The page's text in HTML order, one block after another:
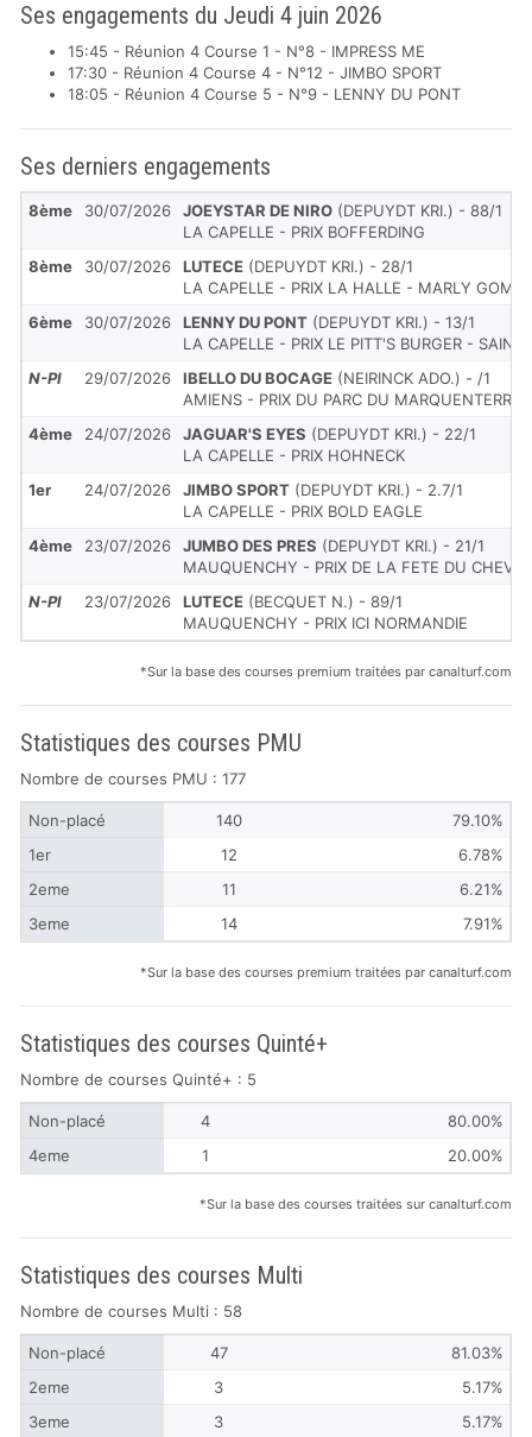
Ses engagements du Jeudi 4 juin 2026
15:45 - Réunion 4 Course 1 - N°8 - IMPRESS ME
17:30 - Réunion 4 Course 4 - N°12 - JIMBO SPORT
18:05 - Réunion 4 Course 5 - N°9 - LENNY DU PONT
Ses derniers engagements
8ème 30/07/2026 JOEYSTAR DE NIRO (DEPUYDT KRI.) - 88/1
LA CAPELLE - PRIX BOFFERDING
8ème
30/07/2026 LUTECE (DEPUYDT KRI.) - 28/1
LA CAPELLE - PRIX LA HALLE - MARLY
6ème
30/07/2026 LENNY DU PONT (DEPUYDT KRI.) - 13/1
LA CAPELLE - PRIX LE PITT'S BURGER - SAINT
N-Pl
29/07/2026 IBELLO DU BOCAGE (NEIRINCK ADO.) - /1
AMIENS - PRIX DU PARC DU MARQUENTERRE
4ème
24/07/2026 JAGUAR'S EYES (DEPUYDT KRI.) - 22/1
LA CAPELLE - PRIX HOHNECK
1er
24/07/2026 JIMBO SPORT (DEPUYDT KRI.) - 2.7/1
LA CAPELLE - PRIX BOLD EAGLE
4ème
23/07/2026 JUMBO DES PRES (DEPUYDT KRI.) - 21/1
MAUQUENCHY - PRIX DE LA FETE DU
N-Pl
23/07/2026 LUTECE (BECQUET N.) - 89/1
MAUQUENCHY - PRIX ICI NORMANDIE
*Sur la base des courses premium traitées par canalturf.com
Statistiques des courses PMU
Nombre de courses PMU : 177
Non-placé 140
79.10%
1er
12
6.78%
2eme
11
6.21%
3eme
14 7.91%
*Sur la base des courses premium traitées par canalturf.com
Statistiques des courses Quinté+
Nombre de courses Quinté+ : 5
Non-placé 4
80.00%
4eme
1 20.00%
*Sur la base des courses traitées sur canalturf.com
Statistiques des courses Multi
Nombre de courses Multi : 58
Non-placé 47
81.03%
2eme
3
5.17%
3eme
3
5.17%